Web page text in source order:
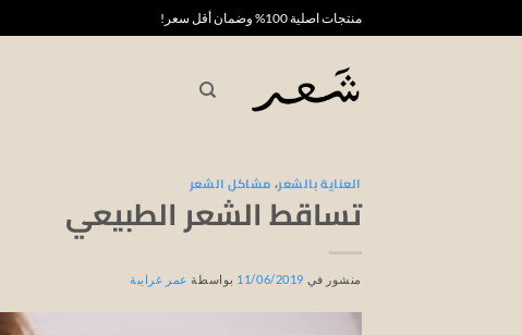
للمحتوى
منتجات اصلية 100% وضمان أقل سعر!
العناية بالشعر،مشاكل الشعر
تساقط الشعر الطبيعي
منشور في 11/06/2019 بواسطة عمر غرايبة